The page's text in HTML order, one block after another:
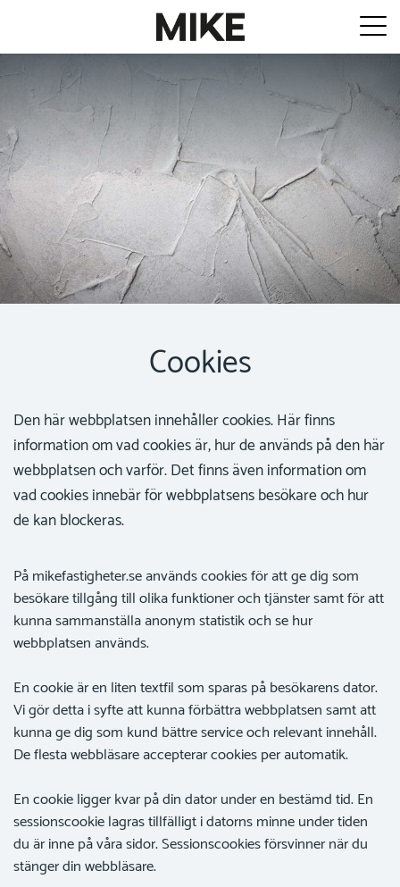
Cookies
Den här webbplatsen innehåller cookies. Här finns
information om vad cookies är, hur de används på den här
webbplatsen och varför. Det finns även information om
vad cookies innebär för webbplatsens besökare och hur
de kan blockeras.
På mikefastigheter.se används cookies för att ge dig som
besökare tillgång till olika funktioner och tjänster samt för att
kunna sammanställa anonym statistik och se hur
webbplatsen används.
En cookie är en liten textfil som sparas på besökarens dator.
Vi gör detta i syfte att kunna förbättra webbplatsen samt att
kunna ge dig som kund bättre service och relevant innehåll.
De flesta webbläsare accepterar cookies per automatik.
En cookie ligger kvar på din dator under en bestämd tid. En
sessionscookie lagras tillfälligt i datorns minne under tiden
du är inne på våra sidor. Sessionscookies försvinner när du
stänger din webbläsare.